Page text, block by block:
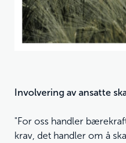
Involvering av ansatte
"For oss handler
krav, det handler om å